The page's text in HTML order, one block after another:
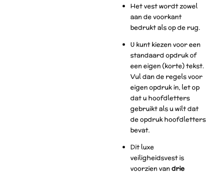
Het vest wordt zowel
aan de voorkant
bedrukt als op de rug.
U kunt kiezen voor een
standaard opdruk of
een eigen (korte) tekst.
Vul dan de regels voor
eigen opdruk in, let op
dat u hoofdletters
gebruikt als u wilt dat
de opdruk hoofdletters
bevat.
Dit luxe
veiligheidsvest is
voorzien vandrie